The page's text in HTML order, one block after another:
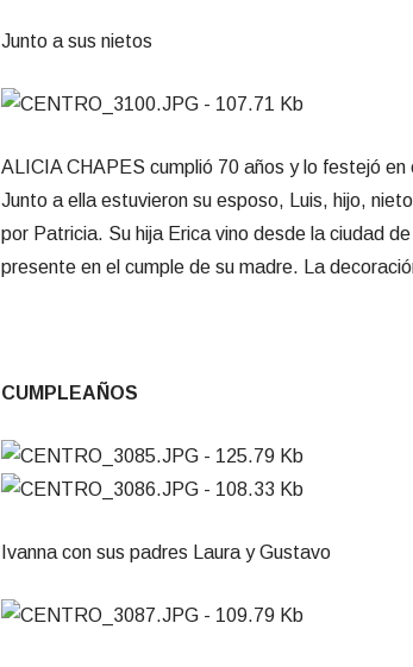
Junto a sus nietos
ALICIA CHAPES cumplió 70 años y lo festejó
Junto a ella estuvieron su esposo, Luis, hijo,
por Patricia. Su hija Erica vino desde la ciudad
presente en el cumple de su madre. La
CUMPLEAÑOS
Ivanna con sus padres Laura y Gustavo